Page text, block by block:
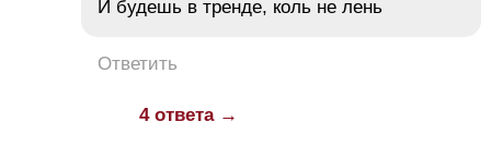
И будешь в тренде, коль не лень
Ответить
4 ответа →